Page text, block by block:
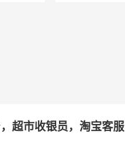
超市收银员，淘宝客服